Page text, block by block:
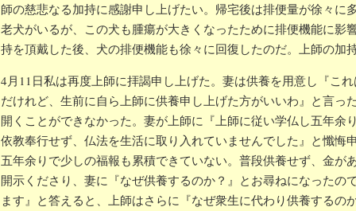
師の慈悲なる加持に感謝申し上げたい。帰宅後は排便量が徐々に
老犬がいるが、この犬も腫瘍が大きくなったために排便機能に影
持を頂戴した後、犬の排便機能も徐々に回復したのだ。上師の加
4月11日私は再度上師に拝謁申し上げた。妻は供養を用意し『こ
だけれど、生前に自ら上師に供養申し上げた方がいいわ』と言っ
開くことができなかった。妻が上師に『上師に従い学仏し五年余
依教奉行せず、仏法を生活に取り入れていませんでした』と懺悔
五年余りで少しの福報も累積できていない。普段供養せず、金が
開示くださり、妻に『なぜ供養するのか？』とお尋ねになったの
ます』と答えると、上師はさらに『なぜ衆生に代わり供養するの